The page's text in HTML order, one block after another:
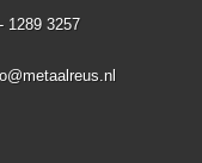
1289 3257